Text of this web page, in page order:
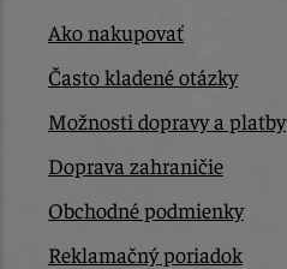
Ako nakupovať
Často kladené otázky
Možnosti dopravy a platby
Doprava zahraničie
Obchodné podmienky
Reklamačný poriadok